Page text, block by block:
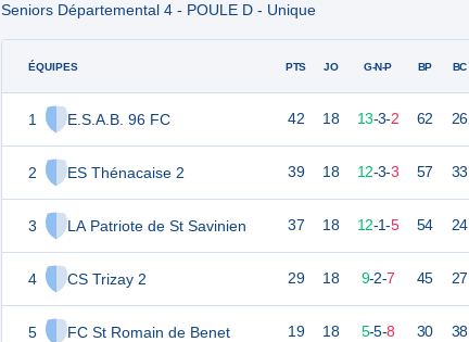
Seniors Départemental 4 - POULE D - Unique
ÉQUIPES
1 E.S.A.B. 96 FC
2 ES Thénacaise 2
3 LA Patriote de St Savinien
4 CS Trizay 2
5 FC St Romain de Benet
PTS JO G-N-P BP BC
42 18 13-3-2 62 26
39 18 12-3-3 57 33
37 18 12-1-5 54 24
29 18 9-2-7 45 27
19 18 5-5-8 30 38